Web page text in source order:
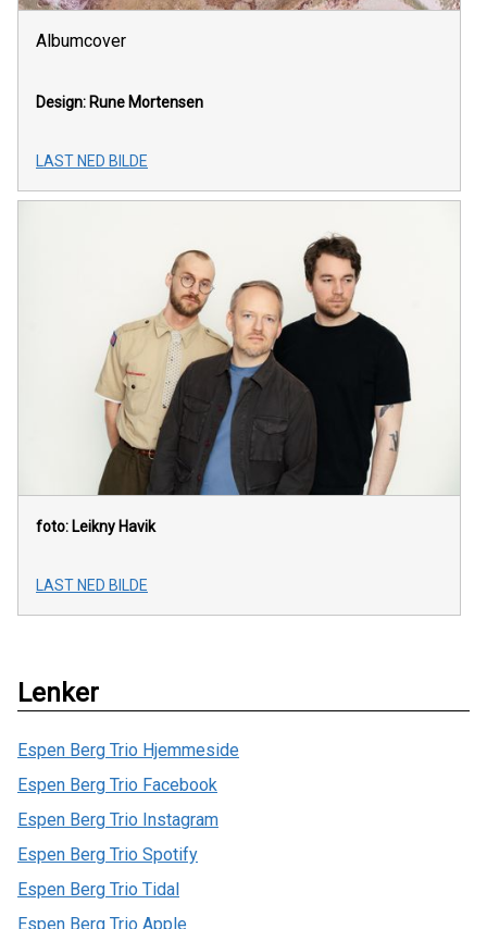
Albumcover
Design: Rune Mortensen
LAST NED BILDE
foto: Leikny Havik
LAST NED BILDE
Lenker
Espen Berg Trio Hjemmeside
Espen Berg Trio Facebook
Espen Berg Trio Instagram
Espen Berg Trio Spotify
Espen Berg Trio Tidal
Espen Berg Trio Apple